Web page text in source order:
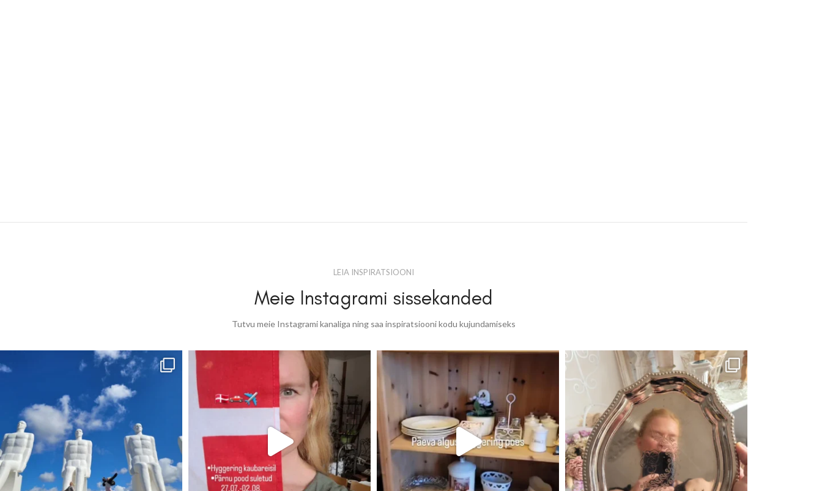
LEIA INSPIRATSIOONI
Meie Instagrami sissekanded
Tutvu meie Instagrami kanaliga ning saa inspiratsiooni kodu kujundamiseks